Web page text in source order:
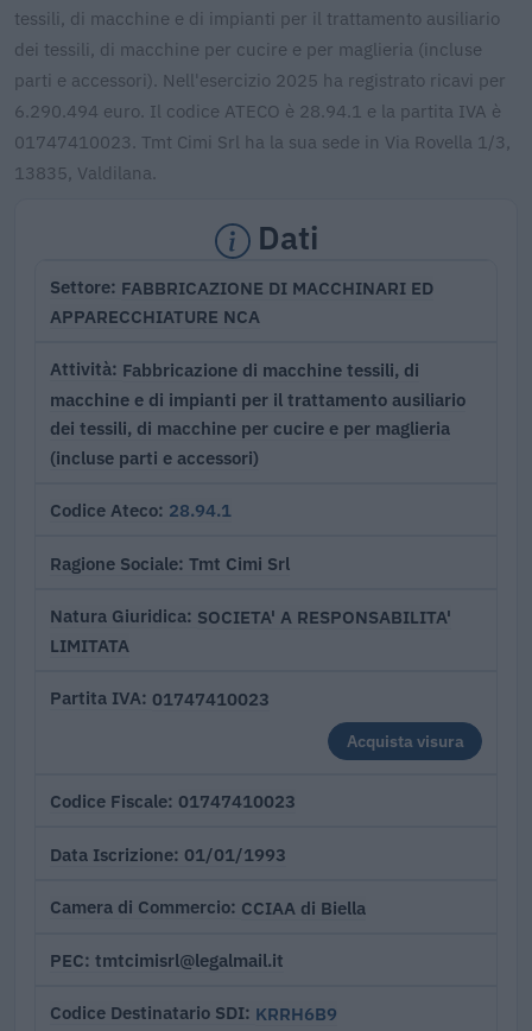
tessili, di macchine e di impianti per il trattamento ausiliario
dei tessili, di macchine per cucire e per maglieria (incluse
parti e accessori). Nell'esercizio 2025 ha registrato ricavi per
6.290.494 euro. Il codice ATECO è 28.94.1 e la partita IVA è
01747410023. Tmt Cimi Srl ha la sua sede in Via Rovella 1/3,
13835, Valdilana.
Dati
Settore FABBRICAZIONE DI MACCHINARI ED
APPARECCHIATURE NCA
Attività Fabbricazione di macchine tessili, di
macchine e di impianti per il trattamento ausiliario
dei tessili, di macchine per cucire e per maglieria
(incluse parti e accessori)
Codice Ateco 28.94.1
Ragione Sociale Tmt Cimi Srl
Natura Giuridica SOCIETA' A RESPONSABILITA'
LIMITATA
Partita IVA 01747410023
Acquista visura
Codice Fiscale 01747410023
Data Iscrizione 01/01/1993
Camera di Commercio CCIAA di Biella
PEC tmtcimisrl@legalmail.it
Codice Destinatario SDI KRRH6B9